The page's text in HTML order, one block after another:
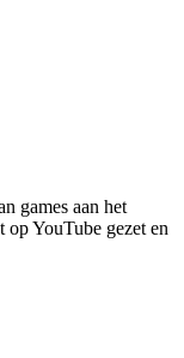
games aan het
YouTube gezet en